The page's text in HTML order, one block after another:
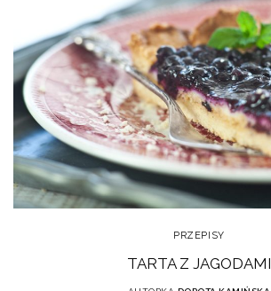
PRZEPISY
TARTA Z JAGODAMI